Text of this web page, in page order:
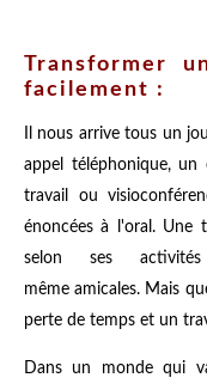
Transformer
facilement :
Il nous arrive tous un
appel téléphonique,
travail ou
énoncées à l'oral. Une
selon ses activités
même amicales. Mais
perte de temps et un
Dans un monde qui